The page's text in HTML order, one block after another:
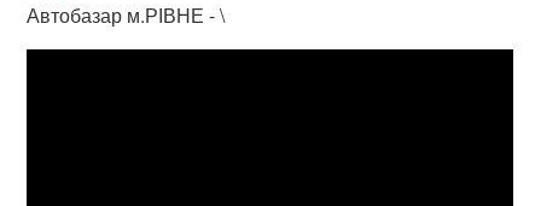
Автобазар м.РІВНЕ - \